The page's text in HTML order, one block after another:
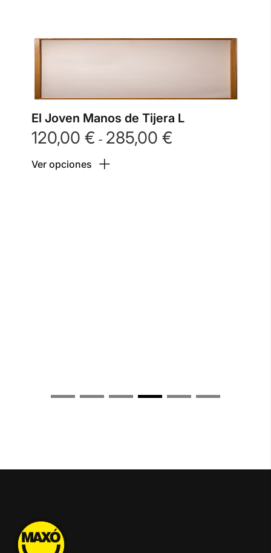
El Joven Manos de Tijera L
120,00 € - 285,00 €
Ver opciones